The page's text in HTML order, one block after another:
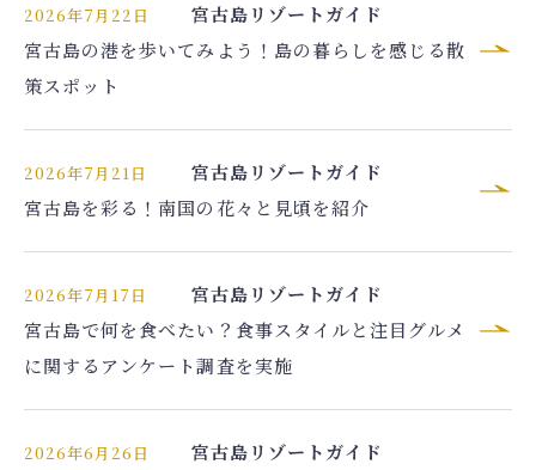
2026年7月22日
宮古島リゾートガイド
宮古島の港を歩いてみよう！島の暮らしを感じる散
策スポット
2026年7月21日
宮古島リゾートガイド
宮古島を彩る！南国の花々と見頃を紹介
2026年7月17日
宮古島リゾートガイド
宮古島で何を食べたい？食事スタイルと注目グルメ
に関するアンケート調査を実施
2026年6月26日
宮古島リゾートガイド